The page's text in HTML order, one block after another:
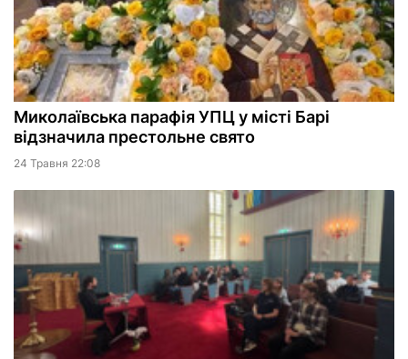
Миколаївська парафія УПЦ у місті Барі
відзначила престольне свято
24 Травня 22:08